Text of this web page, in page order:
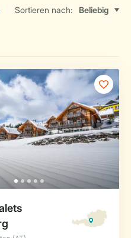
Sortieren nach: